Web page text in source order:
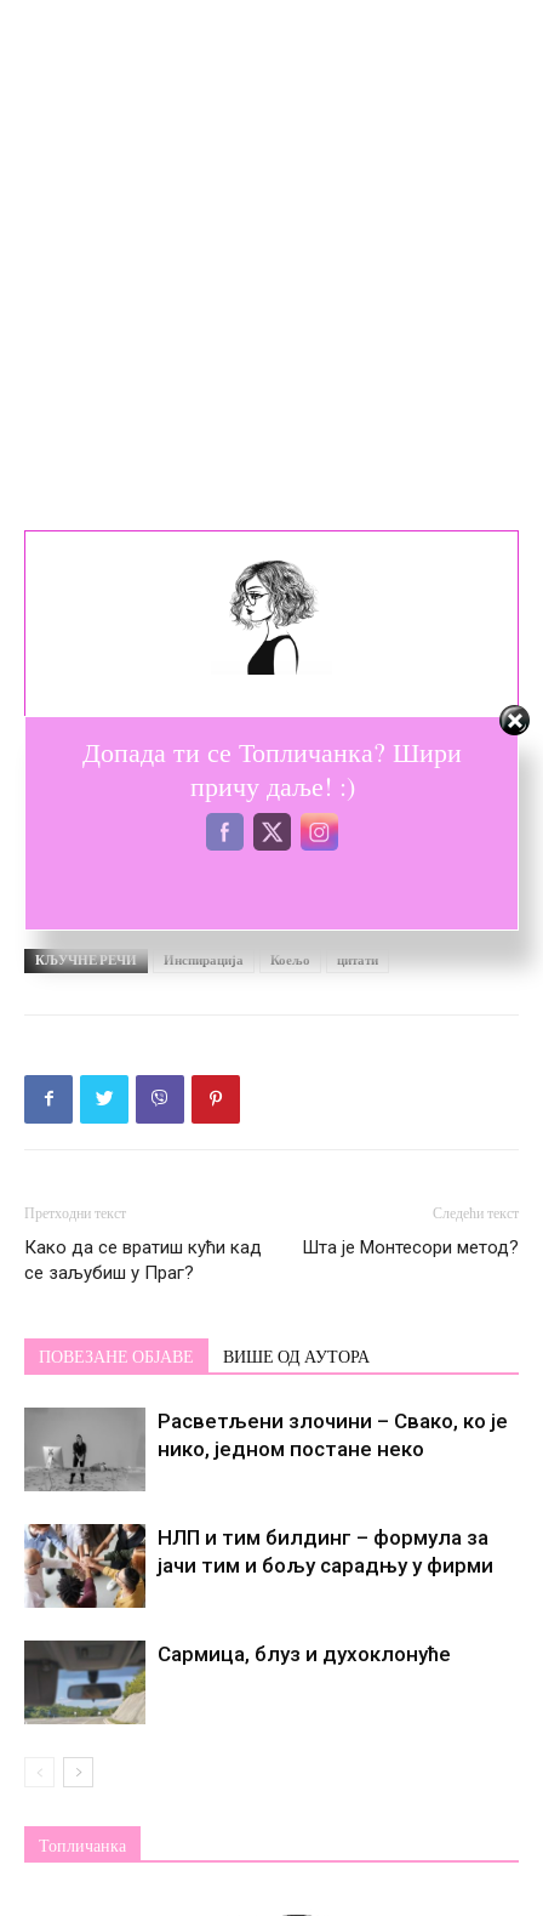
Душа од жене
Топличанка је душа од жене.
КЉУЧНЕ РЕЧИ Инспирација Коељо цитати
Претходни текст
Како да се вратиш кући кад
се заљубиш у Праг?
Следећи текст
Шта је Монтесори метод?
ПОВЕЗАНЕ ОБЈАВЕ ВИШЕ ОД АУТОРА
Расветљени злочини – Свако, ко је
нико, једном постане некo
НЛП и тим билдинг – формула за
јачи тим и бољу сарадњу у фирми
Сармица, блуз и духоклонуће
Топличанка
Допада ти се Топличанка? Шири
причу даље! :)